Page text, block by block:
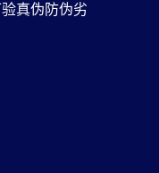
真伪防伪劣